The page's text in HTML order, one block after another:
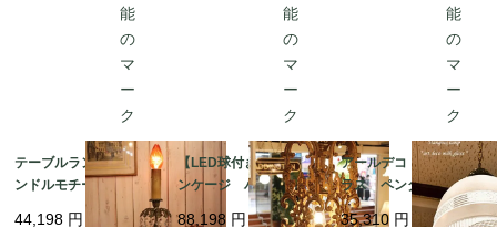
テーブルランプ キャ
ンドルモチーフ ブロ
ンズ・マーブル・クリ
44,198 円
【LED球付き】アイア
ンケージ ハンギング
ランプ
88,198 円
アールデコ ミルクグ
ラス ペンダントラン
プ type2
35,310 円